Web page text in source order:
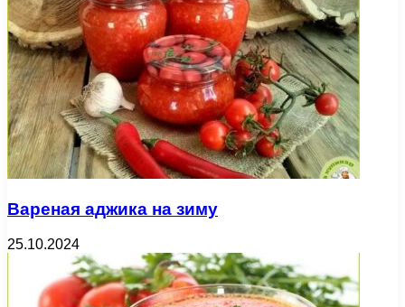
Вареная аджика на зиму
25.10.2024